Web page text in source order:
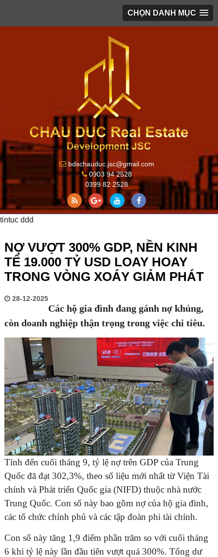
CHỌN DANH MỤC
bdschauduc.jsc@gmail.com
0903 94 2528
0399 82 2528
tintuc ddd
NỢ VƯỢT 300% GDP, NỀN KINH
TẾ 19.000 TỶ USD LOAY HOAY
TRONG VÒNG XOÁY GIẢM PHÁT
28-12-2025
Các hộ gia đình đang gánh nợ khủng,
còn doanh nghiệp thận trọng trong việc chi tiêu.
Tính đến cuối tháng 9, tỷ lệ nợ trên GDP của Trung
Quốc đã đạt 302,3%, theo số liệu mới nhất từ Viện Tài
chính và Phát triển Quốc gia (NIFD) thuộc nhà nước
Trung Quốc. Con số này bao gồm nợ của hộ gia đình,
các tổ chức chính phủ và các tập đoàn phi tài chính.
Con số này tăng 1,9 điểm phần trăm so với cuối tháng
6 khi tỷ lệ này lần đầu tiên vượt quá 300%. Tổng dư